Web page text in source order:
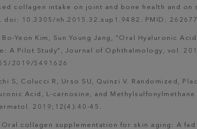
collagen intake on joint and bone health and on
doi: 10.3305/nh.2015.32.sup1.9482. PMID:
Bo-Yeon Kim, Sun Young Jang, "Oral Hyaluronic
A Pilot Study", Journal of Ophthalmology, vol.
2019/5491626
S, Colucci R, Urso SU, Quinzi V. Randomized,
Acid, L-carnosine, and
2019;12(4):40-45.
Oral collagen supplementation for skin aging: A